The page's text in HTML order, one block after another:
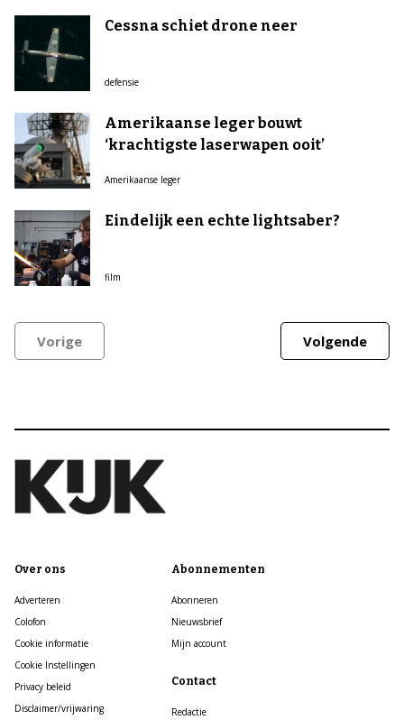
Cessna schiet drone neer
defensie
Amerikaanse leger bouwt
‘krachtigste laserwapen ooit’
Amerikaanse leger
Eindelijk een echte lightsaber?
film
Vorige Volgende
Over ons
Adverteren
Colofon
Cookie informatie
Cookie Instellingen
Privacy beleid
Disclaimer/vrijwaring
Abonnementen
Abonneren
Nieuwsbrief
Mijn account
Contact
Redactie